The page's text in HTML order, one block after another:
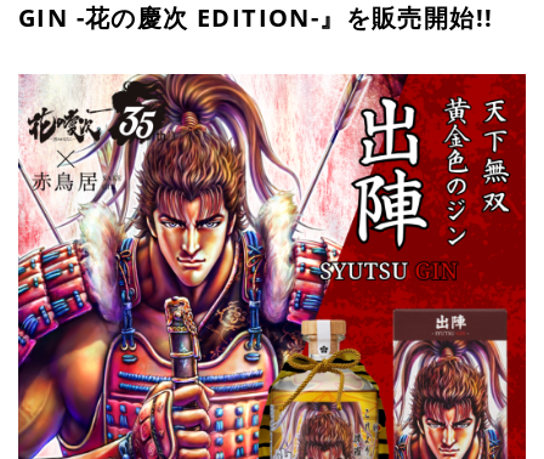
GIN -花の慶次 EDITION-』を販売開始!!